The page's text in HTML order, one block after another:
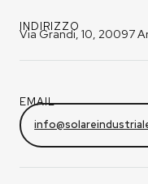
INDIRIZZO
Via Grandi, 10, 20097
EMAIL